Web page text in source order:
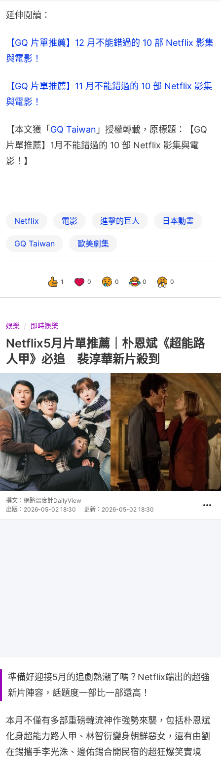
延伸閱讀：
【GQ 片單推薦】12 月不能錯過的 10 部 Netflix 影集
與電影！
【GQ 片單推薦】11 月不能錯過的 10 部 Netflix 影集
與電影！
【本文獲「 GQ Taiwan 」授權轉載，原標題：【GQ
片單推薦】1月不能錯過的 10 部 Netflix 影集與電
影！】
Netflix 電影 進擊的巨人 日本動畫
GQ Taiwan 歐美劇集
1 0 0 0 0
娛樂 即時娛樂
Netflix5月片單推薦｜朴恩斌《超能路
人甲》必追 裴淳華新片殺到
撰文： 網路溫度計DailyView
出版： 2026-05-02 18:30 更新： 2026-05-02 18:30
準備好迎接5月的追劇熱潮了嗎？Netflix端出的超強
新片陣容，話題度一部比一部還高！
本月不僅有多部重磅韓流神作強勢來襲，包括朴恩斌
化身超能力路人甲、林智衍變身朝鮮惡女，還有由劉
在錫攜手李光洙、邊佑錫合開民宿的超狂爆笑實境